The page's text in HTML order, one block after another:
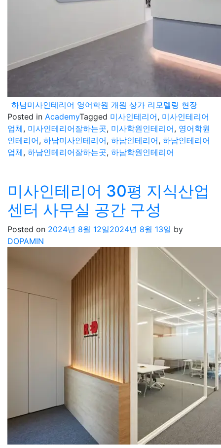
하남미사인테리어 영어학원 개원 상가 리모델링 현장
Posted in AcademyTagged 미사인테리어, 미사인테리어
업체, 미사인테리어잘하는곳, 미사학원인테리어, 영어학원
인테리어, 하남미사인테리어, 하남인테리어, 하남인테리어
업체, 하남인테리어잘하는곳, 하남학원인테리어
미사인테리어 30평 지식산업
센터 사무실 공간 구성
Posted on 2024년 8월 12일2024년 8월 13일 by
DOPAMIN